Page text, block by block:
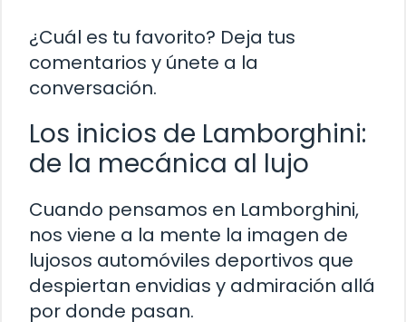
¿Cuál es tu favorito? Deja tus
comentarios y únete a la
conversación.
Los inicios de Lamborghini:
de la mecánica al lujo
Cuando pensamos en Lamborghini,
nos viene a la mente la imagen de
lujosos automóviles deportivos que
despiertan envidias y admiración allá
por donde pasan.